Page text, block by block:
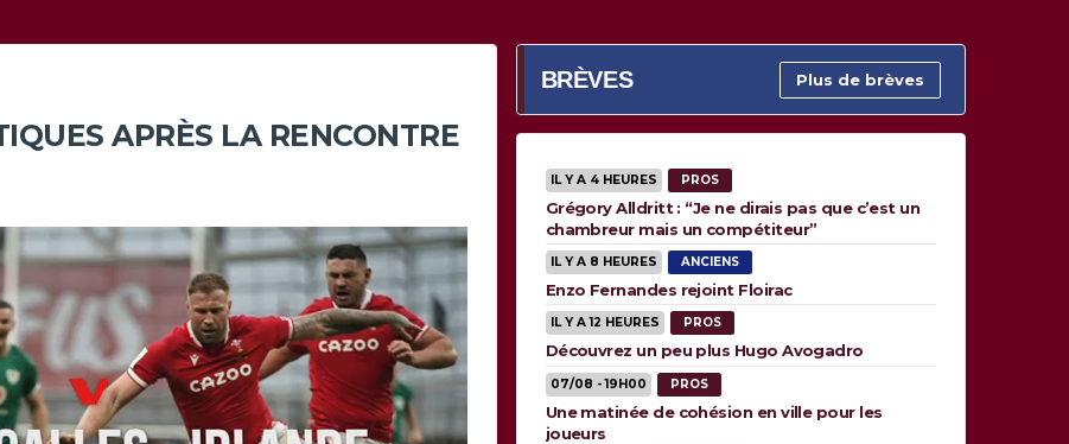
APRÈS LA RENCONTRE
BRÈVES Plus de brèves
IL Y A 4 HEURES PROS
Grégory Alldritt : “Je ne dirais pas que c’est un
chambreur mais un compétiteur”
IL Y A 8 HEURES ANCIENS
Enzo Fernandes rejoint Floirac
IL Y A 12 HEURES PROS
Découvrez un peu plus Hugo Avogadro
07/08 - 19H00 PROS
Une matinée de cohésion en ville pour les
joueurs